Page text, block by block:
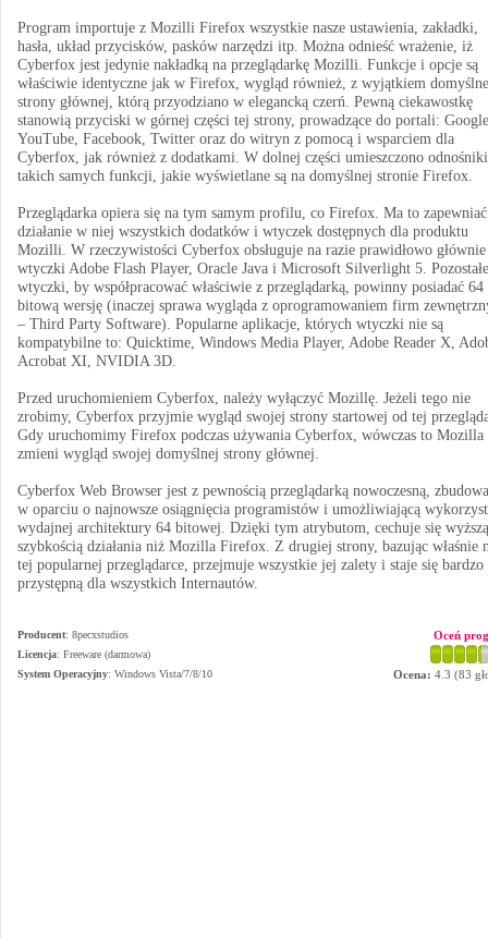
Program importuje z Mozilli Firefox wszystkie nasze ustawienia, zakładki,
hasła, układ przycisków, pasków narzędzi itp. Można odnieść wrażenie, iż
Cyberfox jest jedynie nakładką na przeglądarkę Mozilli. Funkcje i opcje są
właściwie identyczne jak w Firefox, wygląd również, z wyjątkiem
strony głównej, którą przyodziano w elegancką czerń. Pewną ciekawostkę
stanowią przyciski w górnej części tej strony, prowadzące do portali:
YouTube, Facebook, Twitter oraz do witryn z pomocą i wsparciem dla
Cyberfox, jak również z dodatkami. W dolnej części umieszczono
takich samych funkcji, jakie wyświetlane są na domyślnej stronie Firefox.
Przeglądarka opiera się na tym samym profilu, co Firefox. Ma to zapewniać
działanie w niej wszystkich dodatków i wtyczek dostępnych dla produktu
Mozilli. W rzeczywistości Cyberfox obsługuje na razie prawidłowo głównie
wtyczki Adobe Flash Player, Oracle Java i Microsoft Silverlight 5. Pozostałe
wtyczki, by współpracować właściwie z przeglądarką, powinny posiadać 64
bitową wersję (inaczej sprawa wygląda z oprogramowaniem firm
– Third Party Software). Popularne aplikacje, których wtyczki nie są
kompatybilne to: Quicktime, Windows Media Player, Adobe Reader X,
Acrobat XI, NVIDIA 3D.
Przed uruchomieniem Cyberfox, należy wyłączyć Mozillę. Jeżeli tego nie
zrobimy, Cyberfox przyjmie wygląd swojej strony startowej od tej
Gdy uruchomimy Firefox podczas używania Cyberfox, wówczas to Mozilla
zmieni wygląd swojej domyślnej strony głównej.
Cyberfox Web Browser jest z pewnością przeglądarką nowoczesną,
w oparciu o najnowsze osiągnięcia programistów i umożliwiającą
wydajnej architektury 64 bitowej. Dzięki tym atrybutom, cechuje się wyższą
szybkością działania niż Mozilla Firefox. Z drugiej strony, bazując właśnie
tej popularnej przeglądarce, przejmuje wszystkie jej zalety i staje się bardzo
przystępną dla wszystkich Internautów.
Producent: 8pecxstudios
Licencja: Freeware (darmowa)
System Operacyjny: Windows Vista/7/8/10
Oceń
Ocena: 4.3 (83